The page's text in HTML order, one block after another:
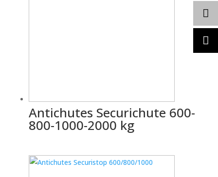
Antichutes Securichute 600-
800-1000-2000 kg